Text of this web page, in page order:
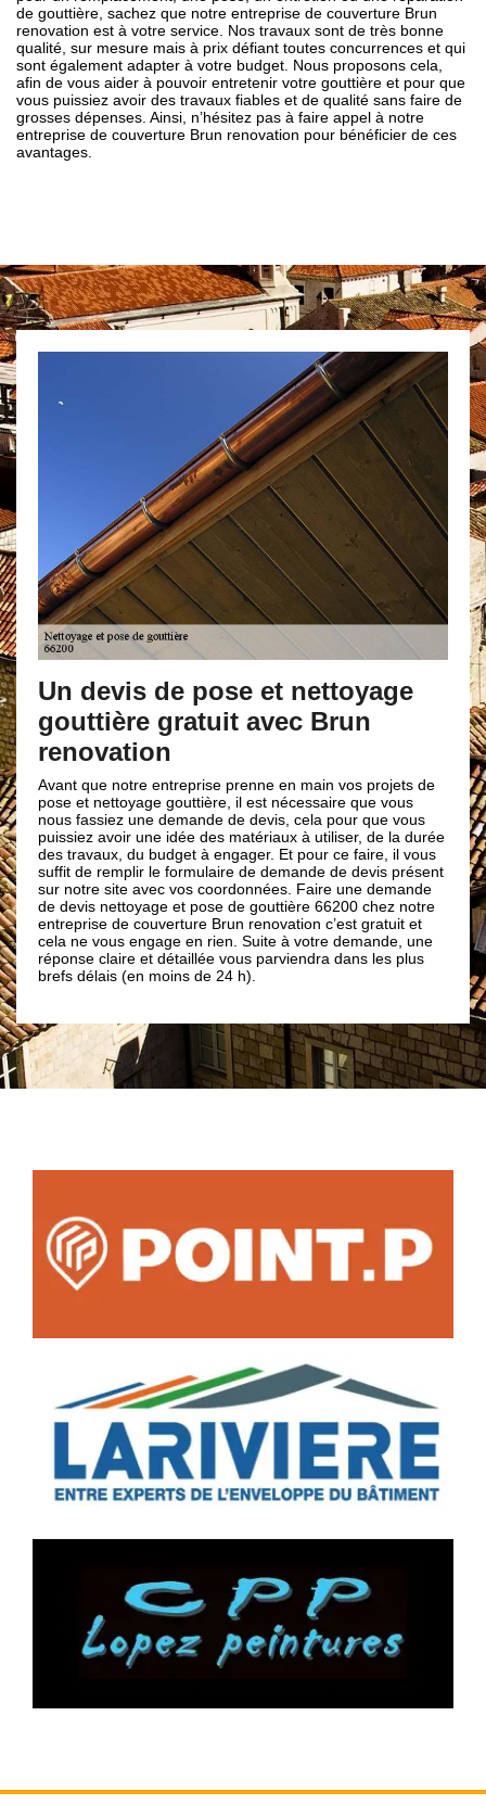
de gouttière, sachez que notre entreprise de couverture Brun
renovation est à votre service. Nos travaux sont de très bonne
qualité, sur mesure mais à prix défiant toutes concurrences et qui
sont également adapter à votre budget. Nous proposons cela,
afin de vous aider à pouvoir entretenir votre gouttière et pour que
vous puissiez avoir des travaux fiables et de qualité sans faire de
grosses dépenses. Ainsi, n’hésitez pas à faire appel à notre
entreprise de couverture Brun renovation pour bénéficier de ces
avantages.
Un devis de pose et nettoyage
gouttière gratuit avec Brun
renovation
Avant que notre entreprise prenne en main vos projets de
pose et nettoyage gouttière, il est nécessaire que vous
nous fassiez une demande de devis, cela pour que vous
puissiez avoir une idée des matériaux à utiliser, de la durée
des travaux, du budget à engager. Et pour ce faire, il vous
suffit de remplir le formulaire de demande de devis présent
sur notre site avec vos coordonnées. Faire une demande
de devis nettoyage et pose de gouttière 66200 chez notre
entreprise de couverture Brun renovation c’est gratuit et
cela ne vous engage en rien. Suite à votre demande, une
réponse claire et détaillée vous parviendra dans les plus
brefs délais (en moins de 24 h).